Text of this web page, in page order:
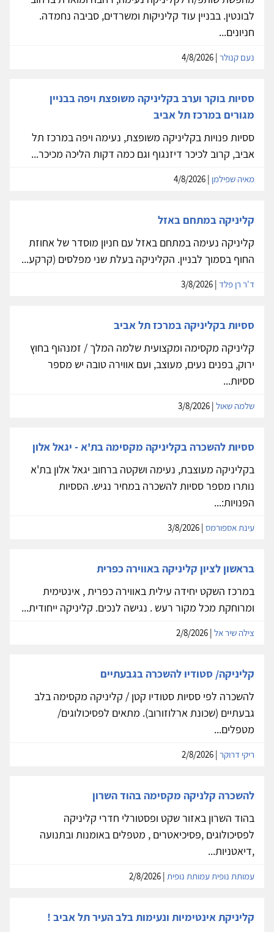
לבונטין. בבניין עוד קליניקות ומשרדים, סביבה נחמדה.
חניונים...
נעם קנולר
ססיות בוקר וערב בקליניקה משופצת ויפה בבניין
מגורים במרכז תל אביב
ססיות פנויות בקליניקה משופצת, נעימה ויפה במרכז תל
אביב, קרוב לכיכר דיזנגוף וגם כמה דקות הליכה מכיכר...
מאיה שפילמן
קליניקה במתחם באזל
קליניקה נעימה במתחם באזל עם חניון מוסדר של אחוזת
החוף בסמוך לבניין. הקליניקה בעלת שני מפלסים (קרקע...
ד'ר רן פלד
ססיות בקליניקה במרכז תל אביב
קליניקה מקסימה ומקצועית שלמה המלך / זמנהוף בחוץ
ירוק, בפנים נעים, מעוצב, ועם אווירה טובה יש מספר
ססיות...
שלמה שאול
ססיות להשכרה בקליניקה מקסימה בת'א - יגאל אלון
בקליניקה מעוצבת, נעימה ושקטה ברחוב יגאל אלון בת'א
נותרו מספר ססיות להשכרה במחיר נגיש. הססיות
הפנויות:...
עינת אספורמס
בראשון לציון קליניקה באווירה כפרית
במרכז השקט יחידה עילית באווירה כפרית , אינטימית
ומרוחקת מכל מקור רעש . נגישה לנכים. קליניקה ייחודית...
צילה שיר אל
קליניקה/ סטודיו להשכרה בגבעתיים
להשכרה לפי ססיות סטודיו קטן / קליניקה מקסימה בלב
גבעתיים (שכונת ארלוזורוב). מתאים לפסיכולוגים/
מטפלים...
ריקי דרוקר
להשכרה קלניקה מקסימה בהוד השרון
בהוד השרון באזור שקט ופסטורלי חדרי קליניקה
לפסיכולוגים ,פסיכיאטרים , מטפלים באומנות ובתנועה
,דיאטניות...
עמותת נופית עמותת נופית
קליניקת אינטימיות ונעימות בלב העיר תל אביב !